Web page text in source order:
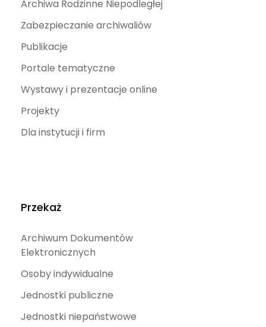
Archiwa Rodzinne Niepodległej
Zabezpieczanie archiwaliów
Publikacje
Portale tematyczne
Wystawy i prezentacje online
Projekty
Dla instytucji i firm
Przekaż
Archiwum Dokumentów
Elektronicznych
Osoby indywidualne
Jednostki publiczne
Jednostki niepaństwowe